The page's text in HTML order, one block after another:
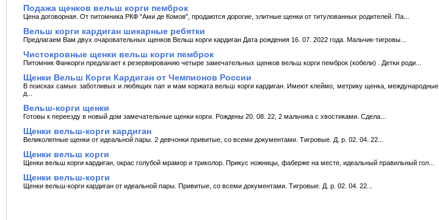
Подажа щенков вельш корги пемброк
Цена договорная. От питомника РКФ "Ами де Комов", продаются дорогие, элитные щенки от титулованных родителей. Па...
Вельш корги кардиган шикарные ребятки
Предлагаем Вам двух очаровательных щенков Вельш корги кардиган Дата рождения 16. 07. 2022 года. Мальчик-тигровы...
Чистокровные щенки вельш корги пемброк
Питомник Фанкорги предлагает к резервированию четыре замечательных щенков вельш корги пемброк (кобели) . Детки роди...
Щенки Вельш Корги Кардиган от Чемпионов России
В поисках самых заботливых и любящих пап и мам коржата вельш корги кардиган. Имеют клеймо, метрику щенка, международные
д...
Вельш-корги щенки
Готовы к переезду в новый дом замечательные щенки корги. Рождены 20. 08. 22, 2 мальчика с хвостиками. Сдела...
Щенки вельш-корги кардиган
Великолепные щенки от идеальной пары. 2 девчонки привитые, со всеми документами. Тигровые. Д. р. 02. 04. 22...
Щенки вельш корги
Щенки вельш корги кардиган, окрас голубой мрамор и триколор. Прикус ножницы, фаберже на месте, идеальный правильный гол...
Щенки вельш-корги
Щенки вельш-корги кардиган от идеальной пары. Привитые, со всеми документами. Тигровые. Д. р. 02. 04. 22...